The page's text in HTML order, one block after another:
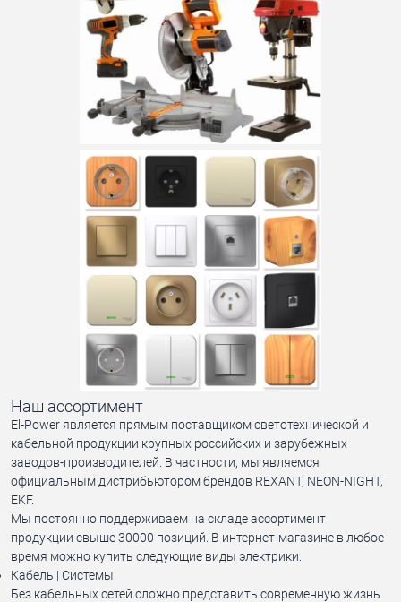
Наш ассортимент
El-Power является прямым поставщиком светотехнической и
кабельной продукции крупных российских и зарубежных
заводов-производителей. В частности, мы являемся
официальным дистрибьютором брендов REXANT, NEON-NIGHT,
EKF.
Мы постоянно поддерживаем на складе ассортимент
продукции свыше 30000 позиций. В интернет-магазине в любое
время можно купить следующие виды электрики:
Кабель | Системы
Без кабельных сетей сложно представить современную жизнь